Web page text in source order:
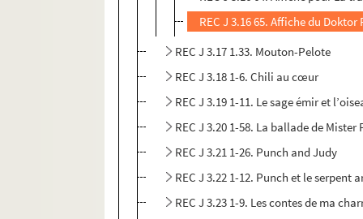
REC J 3.16 65. Affiche du
REC J 3.17 1.33. Mouton-Pelote
REC J 3.18 1-6. Chili au cœur
REC J 3.19 1-11. Le sage émir et
REC J 3.20 1-58. La ballade de Mister
REC J 3.21 1-26. Punch and Judy
REC J 3.22 1-12. Punch et le serpent
REC J 3.23 1-9. Les contes de ma